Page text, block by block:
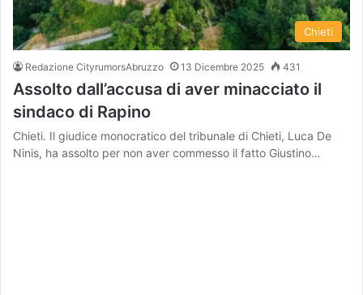
Chieti
Redazione CityrumorsAbruzzo 13 Dicembre 2025 431
Assolto dall’accusa di aver minacciato il
sindaco di Rapino
Chieti. Il giudice monocratico del tribunale di Chieti, Luca De
Ninis, ha assolto per non aver commesso il fatto Giustino…